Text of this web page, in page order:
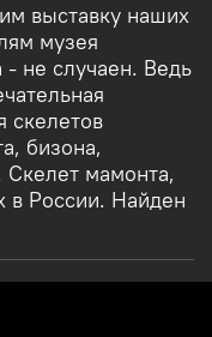
выставку наших
музея
- не случаен. Ведь
скелетов
бизона,
мамонта,
в России. Найден